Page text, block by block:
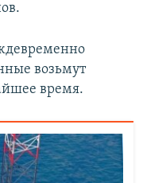
возьмут
время.